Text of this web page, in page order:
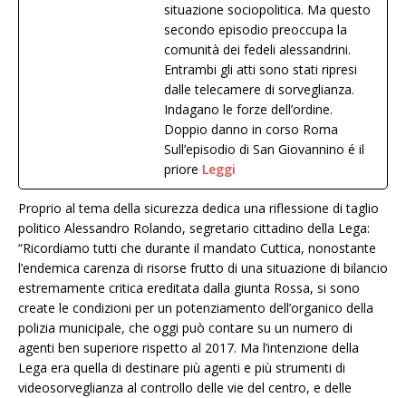
situazione sociopolitica. Ma questo
secondo episodio preoccupa la
comunità dei fedeli alessandrini.
Entrambi gli atti sono stati ripresi
dalle telecamere di sorveglianza.
Indagano le forze dell’ordine.
Doppio danno in corso Roma
Sull’episodio di San Giovannino é il
priore Leggi
Proprio al tema della sicurezza dedica una riflessione di taglio
politico Alessandro Rolando, segretario cittadino della Lega:
“Ricordiamo tutti che durante il mandato Cuttica, nonostante
l’endemica carenza di risorse frutto di una situazione di bilancio
estremamente critica ereditata dalla giunta Rossa, si sono
create le condizioni per un potenziamento dell’organico della
polizia municipale, che oggi può contare su un numero di
agenti ben superiore rispetto al 2017. Ma l’intenzione della
Lega era quella di destinare più agenti e più strumenti di
videosorveglianza al controllo delle vie del centro, e delle